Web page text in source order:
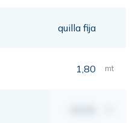
quilla fija
1,80 mt